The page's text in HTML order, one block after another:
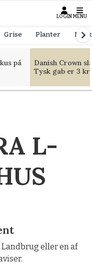
LOGIN MENU
Grise Planter
på
Danish Crown
Tysk gab er 3
L-
eller en af